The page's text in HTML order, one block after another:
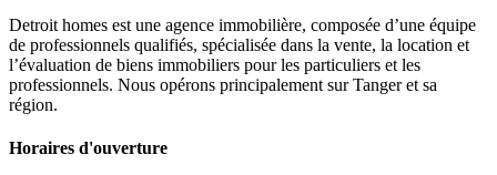
Detroit homes est une agence immobilière, composée d’une équipe
de professionnels qualifiés, spécialisée dans la vente, la location et
l’évaluation de biens immobiliers pour les particuliers et les
professionnels. Nous opérons principalement sur Tanger et sa
région.
Horaires d'ouverture